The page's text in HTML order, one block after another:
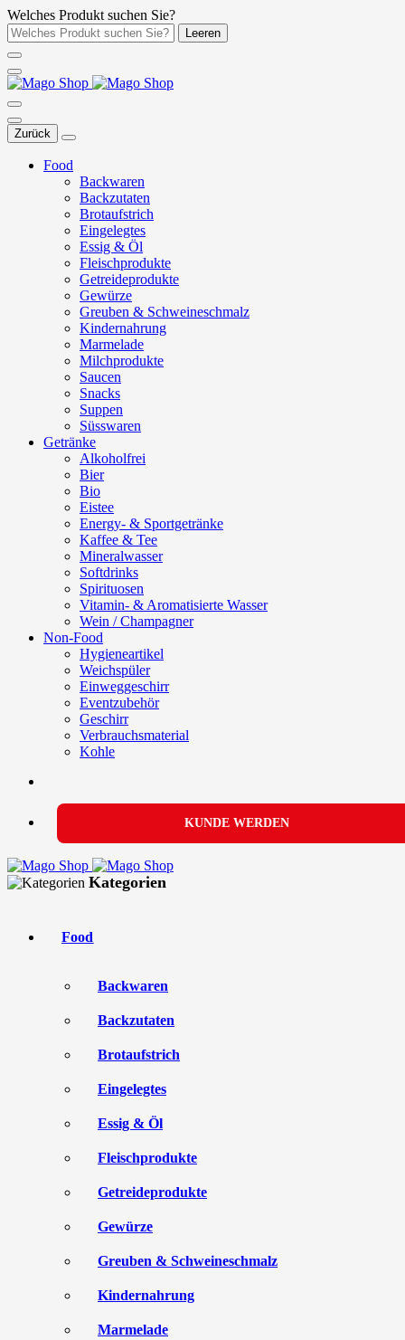
Welches Produkt suchen Sie?
Leeren
Zurück
Food
Backwaren
Backzutaten
Brotaufstrich
Eingelegtes
Essig & Öl
Fleischprodukte
Getreideprodukte
Gewürze
Greuben & Schweineschmalz
Kindernahrung
Marmelade
Milchprodukte
Saucen
Snacks
Suppen
Süsswaren
Getränke
Alkoholfrei
Bier
Bio
Eistee
Energy- & Sportgetränke
Kaffee & Tee
Mineralwasser
Softdrinks
Spirituosen
Vitamin- & Aromatisierte Wasser
Wein / Champagner
Non-Food
Hygieneartikel
Weichspüler
Einweggeschirr
Eventzubehör
Geschirr
Verbrauchsmaterial
Kohle
KUNDE WERDEN
Kategorien
Food
Backwaren
Backzutaten
Brotaufstrich
Eingelegtes
Essig & Öl
Fleischprodukte
Getreideprodukte
Gewürze
Greuben & Schweineschmalz
Kindernahrung
Marmelade